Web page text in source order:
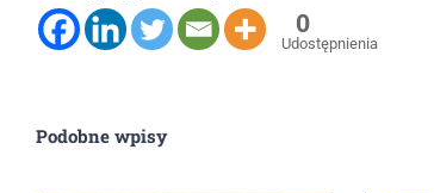
0
Udostępnienia
Podobne wpisy